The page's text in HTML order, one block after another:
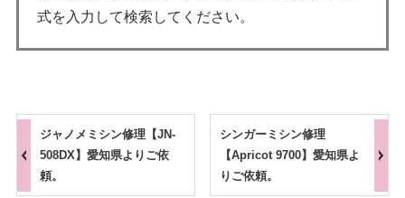
式を入力して検索してください。
ジャノメミシン修理【JN-
508DX】愛知県よりご依
頼。
シンガーミシン修理
【Apricot 9700】愛知県よ
りご依頼。